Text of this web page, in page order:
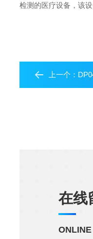
检测的医疗设备，该
上一个：
在线